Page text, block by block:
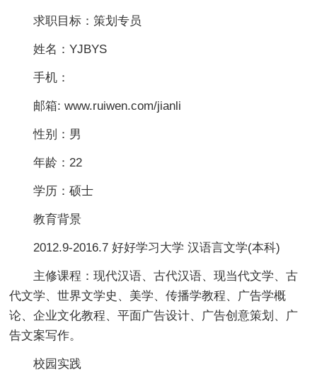
求职目标：策划专员
姓名：YJBYS
手机：
邮箱: www.ruiwen.com/jianli
性别：男
年龄：22
学历：硕士
教育背景
2012.9-2016.7 好好学习大学 汉语言文学(本科)
主修课程：现代汉语、古代汉语、现当代文学、古
代文学、世界文学史、美学、传播学教程、广告学概
论、企业文化教程、平面广告设计、广告创意策划、广
告文案写作。
校园实践